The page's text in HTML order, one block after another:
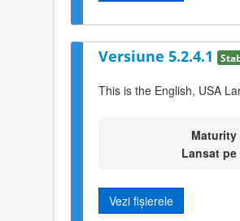
Versiune 5.2.4.1
This is the English, USA
Maturity
Lansat pe
Vezi fișierele